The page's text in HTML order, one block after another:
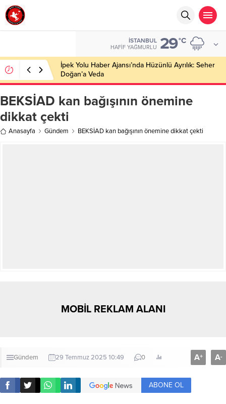
İSTANBUL
HAFIF YAĞMURLU 29°C
İpek Yolu Haber Ajansı’nda Hüzünlü Ayrılık: Seher
Doğan’a Veda
BEKSİAD kan bağışının önemine
dikkat çekti
Anasayfa Gündem BEKSİAD kan bağışının önemine dikkat çekti
MOBİL REKLAM ALANI
Gündem 29 Temmuz 2025 10:49 0 A+ A-
ABONE OL